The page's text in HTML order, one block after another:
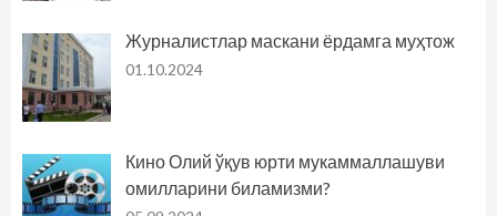
Журналистлар маскани ёрдамга муҳтож
01.10.2024
Кино Олий ўқув юрти мукаммаллашуви
омилларини биламизми?